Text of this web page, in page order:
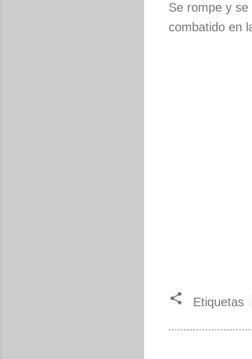
Se rompe y
combatido en
Etiquetas